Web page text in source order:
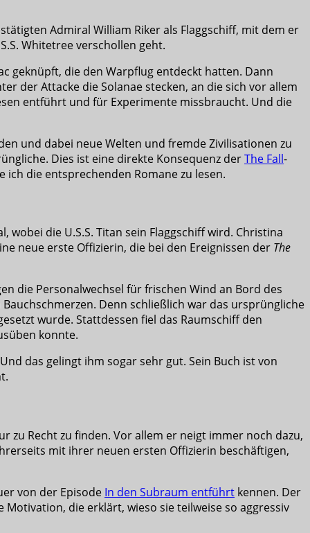
Admiral William Riker als Flaggschiff, mit dem er
Whitetree verschollen geht.
geknüpft, die den Warpflug entdeckt hatten. Dann
der Attacke die Solanae stecken, an die sich vor allem
entführt und für Experimente missbraucht. Und die
und dabei neue Welten und fremde Zivilisationen zu
Dies ist eine direkte Konsequenz derThe Fall-
die entsprechenden Romane zu lesen.
wobei die U.S.S. Titan sein Flaggschiff wird. Christina
neue erste Offizierin, die bei den Ereignissen der The
die Personalwechsel für frischen Wind an Bord des
Denn schließlich war das ursprüngliche
wurde. Stattdessen fiel das Raumschiff den
konnte.
das gelingt ihm sogar sehr gut. Sein Buch ist von
zu Recht zu finden. Vor allem er neigt immer noch dazu,
mit ihrer neuen ersten Offizierin beschäftigen,
von der Episode In den Subraum entführt kennen. Der
die erklärt, wieso sie teilweise so aggressiv